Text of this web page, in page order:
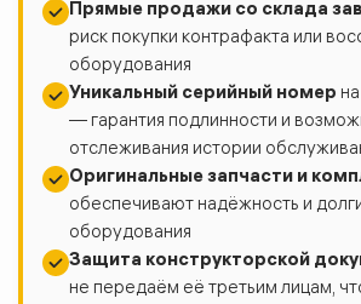
Прямые продажи со склада
риск покупки контрафакта или
оборудования
Уникальный серийный номер
— гарантия подлинности и
отслеживания истории
Оригинальные запчасти и
обеспечивают надёжность и
оборудования
Защита конструкторской
не передаём её третьим лицам,